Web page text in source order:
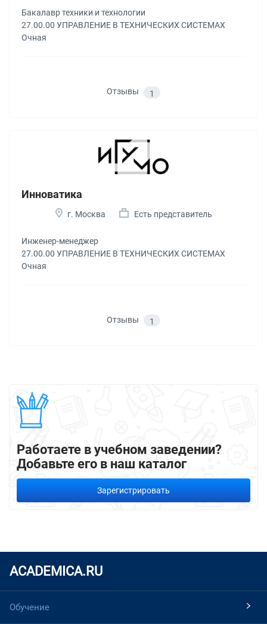
Бакалавр техники и технологии
27.00.00 УПРАВЛЕНИЕ В ТЕХНИЧЕСКИХ СИСТЕМАХ
Очная
Отзывы 1
Инноватика
г. Москва Есть представитель
Инженер-менеджер
27.00.00 УПРАВЛЕНИЕ В ТЕХНИЧЕСКИХ СИСТЕМАХ
Очная
Отзывы 1
Работаете в учебном заведении?
Добавьте его в наш каталог
Зарегистрировать
ACADEMICA.RU
Обучение